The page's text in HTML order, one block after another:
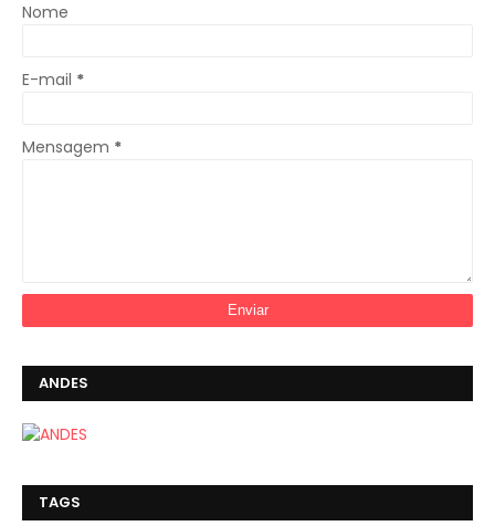
Nome
E-mail *
Mensagem *
ANDES
TAGS